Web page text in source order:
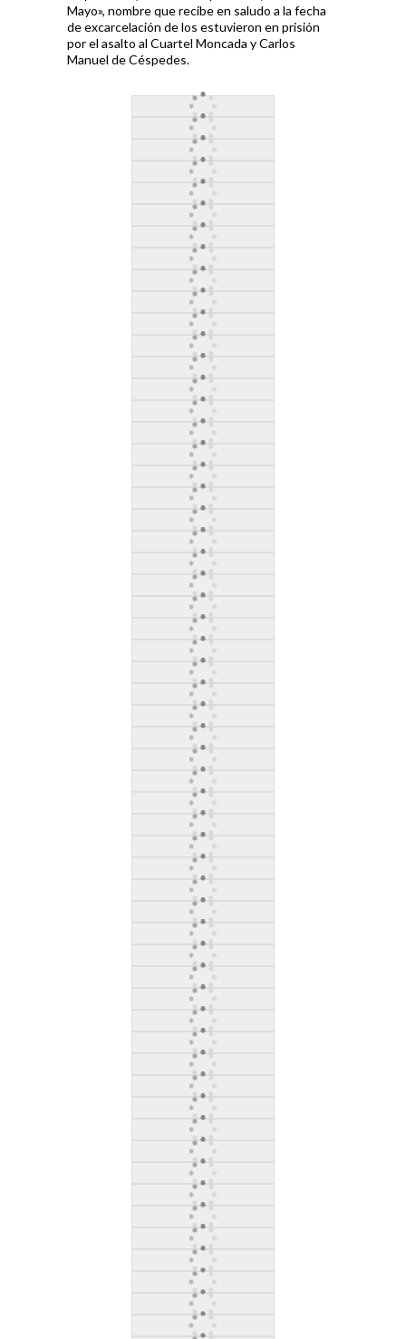
Mayo», nombre que recibe en saludo a la fecha
de excarcelación de los estuvieron en prisión
por el asalto al Cuartel Moncada y Carlos
Manuel de Céspedes.